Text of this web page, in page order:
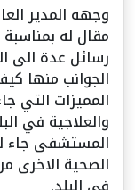
وجهه المدير
مقال له
رسائل عدة الى
الجوانب منها
المميزات التي
والعلاجية في
المستشفى جاء
الصحية الاخرى